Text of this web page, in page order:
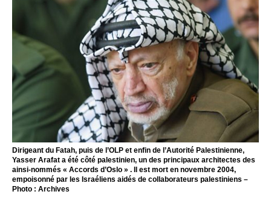
Dirigeant du Fatah, puis de l’OLP et enfin de l’Autorité Palestinienne,
Yasser Arafat a été côté palestinien, un des principaux architectes des
ainsi-nommés « Accords d’Oslo » . Il est mort en novembre 2004,
empoisonné par les Israéliens aidés de collaborateurs palestiniens –
Photo : Archives